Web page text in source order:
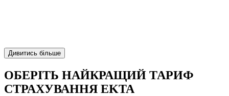
Дивитись більше
ОБЕРІТЬ НАЙКРАЩИЙ ТАРИФ
СТРАХУВАННЯ EKTA